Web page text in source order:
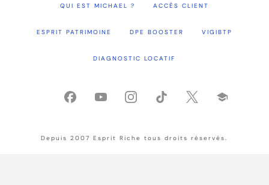
QUI EST MICHAEL ? ACCÈS CLIENT
ESPRIT PATRIMOINE DPE BOOSTER VIGIBTP
DIAGNOSTIC LOCATIF
Depuis 2007 Esprit Riche tous droits réservés.